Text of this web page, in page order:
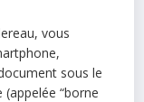
vous
sous le
“borne